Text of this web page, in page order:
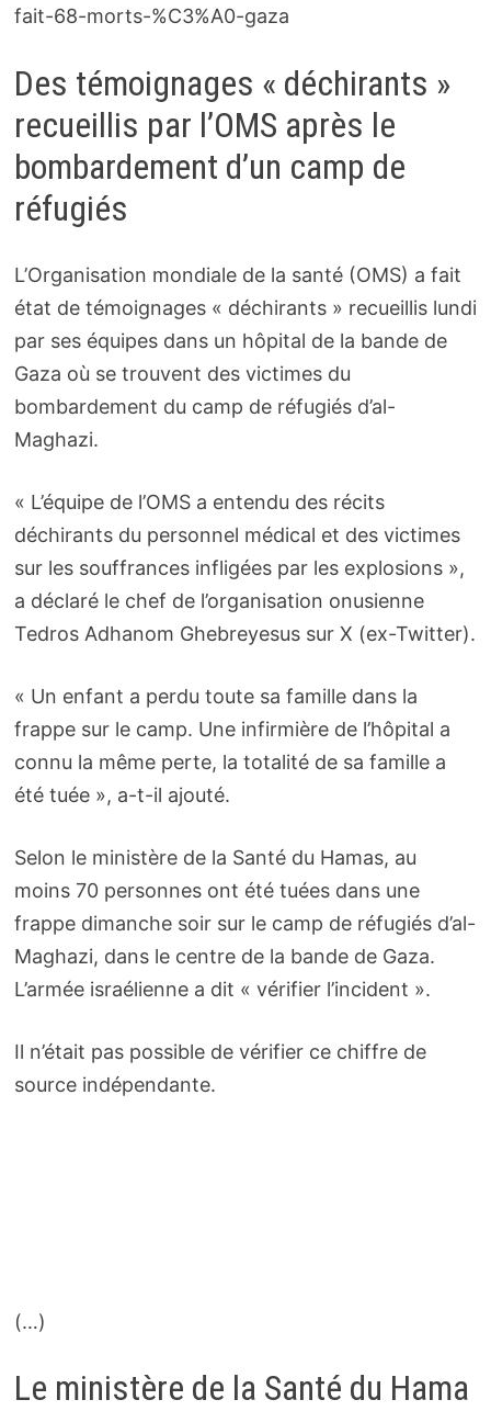
fait-68-morts-%C3%A0-gaza
Des témoignages « déchirants »
recueillis par l’OMS après le
bombardement d’un camp de
réfugiés
L’Organisation mondiale de la santé (OMS) a fait
état de témoignages « déchirants » recueillis lundi
par ses équipes dans un hôpital de la bande de
Gaza où se trouvent des victimes du
bombardement du camp de réfugiés d’al-
Maghazi.
« L’équipe de l’OMS a entendu des récits
déchirants du personnel médical et des victimes
sur les souffrances infligées par les explosions »,
a déclaré le chef de l’organisation onusienne
Tedros Adhanom Ghebreyesus sur X (ex-Twitter).
« Un enfant a perdu toute sa famille dans la
frappe sur le camp. Une infirmière de l’hôpital a
connu la même perte, la totalité de sa famille a
été tuée », a-t-il ajouté.
Selon le ministère de la Santé du Hamas, au
moins 70 personnes ont été tuées dans une
frappe dimanche soir sur le camp de réfugiés d’al-
Maghazi, dans le centre de la bande de Gaza.
L’armée israélienne a dit « vérifier l’incident ».
Il n’était pas possible de vérifier ce chiffre de
source indépendante.
(…)
Le ministère de la Santé du Hama